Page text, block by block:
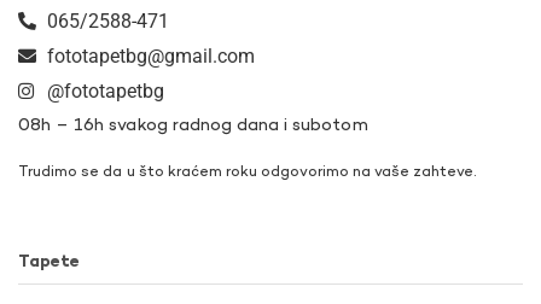
065/2588-471
fototapetbg@gmail.com
@fototapetbg
08h – 16h svakog radnog dana i subotom
Trudimo se da u što kraćem roku odgovorimo na vaše zahteve.
Tapete